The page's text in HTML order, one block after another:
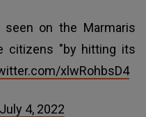
on the Marmaris
citizens "by hitting its
xlwRohbsD4
July 4, 2022